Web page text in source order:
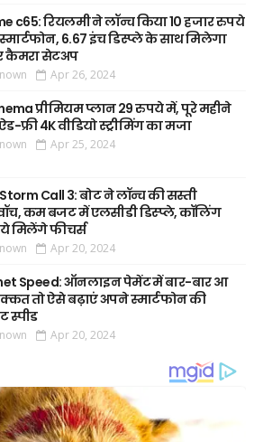
c65: रियलमी ने लॉन्च किया 10 हजार रुपये
6.67 इंच डिस्प्ले के साथ मिलेगा
कैमरा सेटअप
Apr 26, 2024
प्रीमियम प्लान 29 रुपये में, पूरे महीने
फ्री 4K वीडियो स्ट्रीमिंग का मजा
Apr 25, 2024
Call 3: बोट ने लॉन्च की सस्ती
कम बजट में एलसीडी डिस्प्ले, कॉलिंग
मिलेंगे फीचर्स
Apr 20, 2024
Speed: ऑनलाइन पेमेंट में बार-बार आ
तो ऐसे बढ़ाएं अपने स्मार्टफोन की
स्पीड
Apr 20, 2024